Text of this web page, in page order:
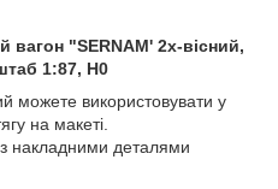
"SERNAM' 2х-вiсний,
1:87, H0
можете використовувати у
на макеті.
накладними деталями